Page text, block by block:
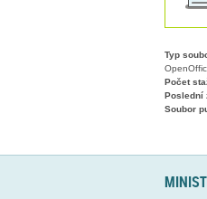
Typ
Počet
Poslední
Soubor